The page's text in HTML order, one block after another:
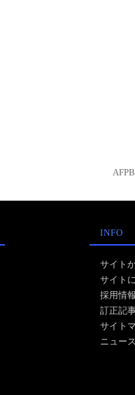
INFO
サイト
サイト
採用情報
訂正記
サイト
ニュー